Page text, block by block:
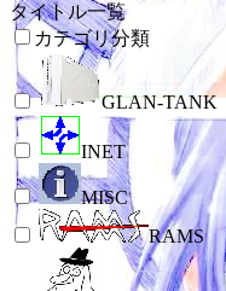
タイトル一覧
カテゴリ分類
GLAN-TANK
INET
MISC
RAMS